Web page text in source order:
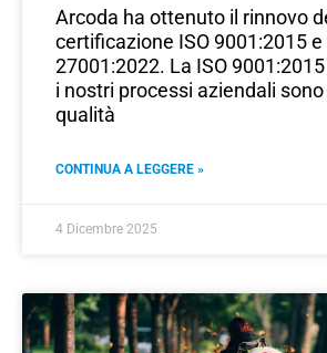
Arcoda ha ottenuto il rinnovo
certificazione ISO 9001:2015 e
27001:2022. La ISO
i nostri processi aziendali
qualità
CONTINUA A LEGGERE »
4 Dicembre 2025